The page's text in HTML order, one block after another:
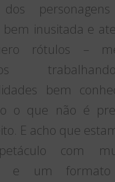
dos
inusitada e
rótulos –
bem
o que não é
E acho que
com
e um formato